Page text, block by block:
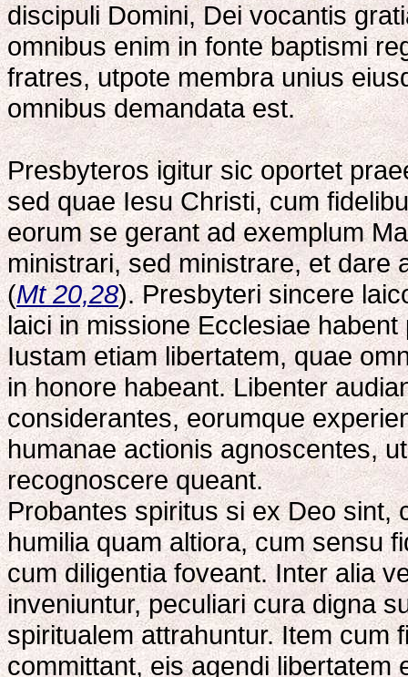
discipuli Domini, Dei vocantis
omnibus enim in fonte baptismi
fratres, utpote membra unius
omnibus demandata est.
Presbyteros igitur sic oportet
sed quae Iesu Christi, cum
eorum se gerant ad exemplum
ministrari, sed ministrare, et dare
(Mt 20,28). Presbyteri sincere
laici in missione Ecclesiae
Iustam etiam libertatem, quae
in honore habeant. Libenter
considerantes, eorumque
humanae actionis agnoscentes,
recognoscere queant.
Probantes spiritus si ex Deo sint,
humilia quam altiora, cum sensu
cum diligentia foveant. Inter alia
inveniuntur, peculiari cura digna
spiritualem attrahuntur. Item cum
committant, eis agendi libertatem